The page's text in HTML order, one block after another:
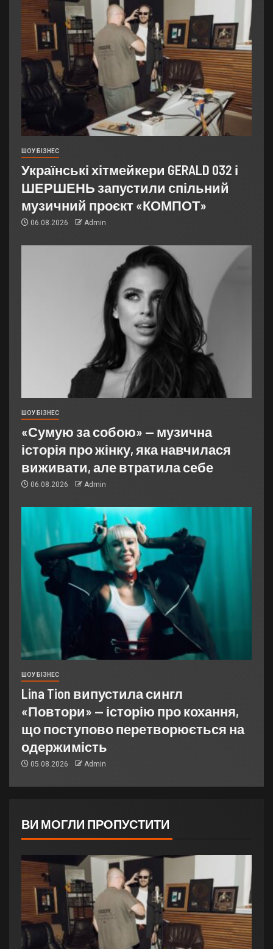
ШОУ БІЗНЕС
Українські хітмейкери GERALD 032 і
ШЕРШЕНЬ запустили спільний
музичний проєкт «КОМПОТ»
06.08.2026 Admin
ШОУ БІЗНЕС
«Сумую за собою» — музична
історія про жінку, яка навчилася
виживати, але втратила себе
06.08.2026 Admin
ШОУ БІЗНЕС
Lina Tion випустила сингл
«Повтори» — історію про кохання,
що поступово перетворюється на
одержимість
05.08.2026 Admin
ВИ МОГЛИ ПРОПУСТИТИ